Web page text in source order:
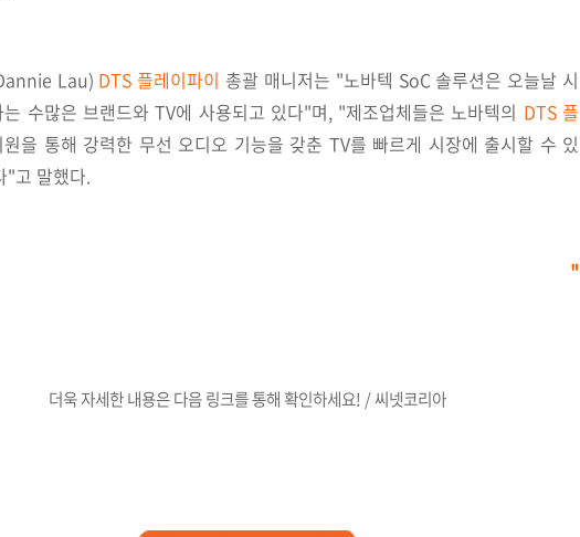
Lau) DTS 플레이파이 총괄 매니저는 "노바텍 SoC 솔루션은 오늘날 시
수많은 브랜드와 TV에 사용되고 있다"며, "제조업체들은 노바텍의 DTS 플
원을 통해 강력한 무선 오디오 기능을 갖춘 TV를 빠르게 시장에 출시할 수 있
"고 말했다.
"
더욱 자세한 내용은 다음 링크를 통해 확인하세요! / 씨넷코리아